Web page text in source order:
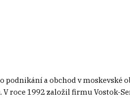
a obchod v moskevské
1992 založil firmu Vostok-